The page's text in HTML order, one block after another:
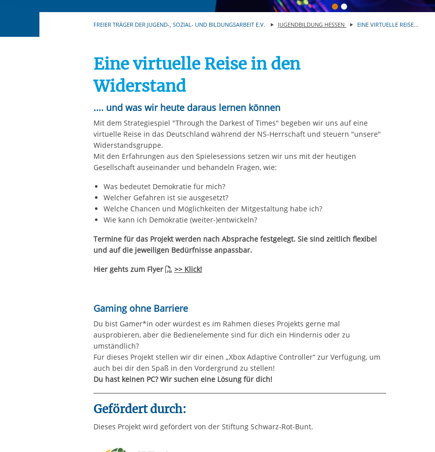
Ihre etwaige Einwilligung erstreckt sich nicht auf notwendige Cookies, die
aufgrund berechtigter Interessen und daher unabhängig von einer Einwilligung.
Automatische
FREIER TRÄGER DER JUGEND-, SOZIAL- UND BILDUNGSARBEIT E.V. JUGENDBILDUNG HESSEN EINE VIRTUELLE REISE...
Eine virtuelle Reise in den
Widerstand
.... und was wir heute daraus lernen können
Mit dem Strategiespiel "Through the Darkest of Times" begeben wir uns auf eine
virtuelle Reise in das Deutschland während der NS-Herrschaft und steuern "unsere"
Widerstandsgruppe.
Mit den Erfahrungen aus den Spielesessions setzen wir uns mit der heutigen
Gesellschaft auseinander und behandeln Fragen, wie:
Was bedeutet Demokratie für mich?
Welcher Gefahren ist sie ausgesetzt?
Welche Chancen und Möglichkeiten der Mitgestaltung habe ich?
Wie kann ich Demokratie (weiter-)entwickeln?
Termine für das Projekt werden nach Absprache festgelegt. Sie sind zeitlich flexibel
und auf die jeweiligen Bedürfnisse anpassbar.
Hier gehts zum Flyer
>> Klick!
Gaming ohne Barriere
Du bist Gamer*in oder würdest es im Rahmen dieses Projekts gerne mal
ausprobieren, aber die Bedienelemente sind für dich ein Hindernis oder zu
umständlich?
Für dieses Projekt stellen wir dir einen „Xbox Adaptive Controller“ zur Verfügung, um
auch bei dir den Spaß in den Vordergrund zu stellen!
Du hast keinen PC? Wir suchen eine Lösung für dich!
Gefördert durch:
Dieses Projekt wird gefördert von der Stiftung Schwarz-Rot-Bunt.